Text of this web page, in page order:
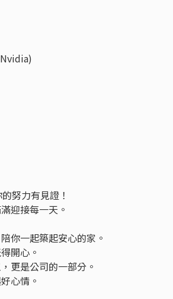
努力有見證！
迎接每一天。
你一起築起安心的家。
開心。
更是公司的一部分。
心情。